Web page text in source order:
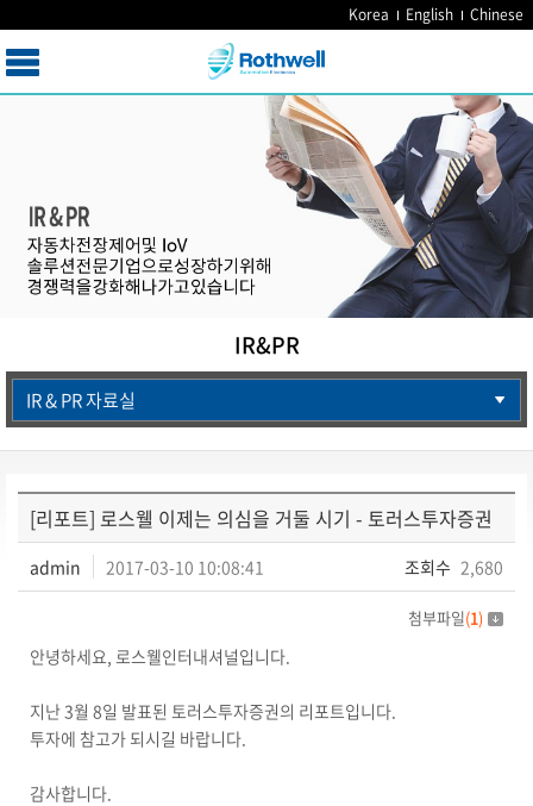
Korea English Chinese
IR&PR
IR & PR 자료실
[리포트] 로스웰 이제는 의심을 거둘 시기 - 토러스투자증권
admin 2017-03-10 10:08:41 조회수 2,680
첨부파일(1)
안녕하세요, 로스웰인터내셔널입니다.
지난 3월 8일 발표된 토러스투자증권의 리포트입니다.
투자에 참고가 되시길 바랍니다.
감사합니다.